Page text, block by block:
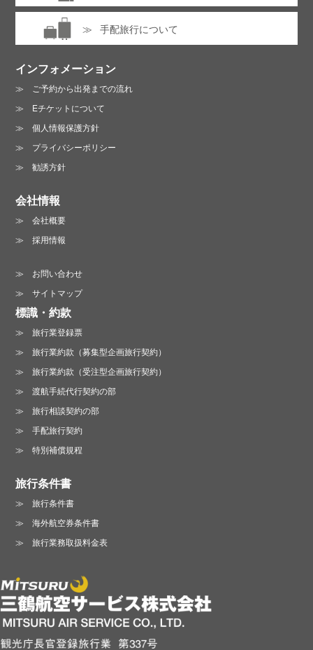
手配旅行について
インフォメーション
ご予約から出発までの流れ
Eチケットについて
個人情報保護方針
プライバシーポリシー
勧誘方針
会社情報
会社概要
採用情報
お問い合わせ
サイトマップ
標識・約款
旅行業登録票
旅行業約款（募集型企画旅行契約）
旅行業約款（受注型企画旅行契約）
渡航手続代行契約の部
旅行相談契約の部
手配旅行契約
特別補償規程
旅行条件書
旅行条件書
海外航空券条件書
旅行業務取扱料金表